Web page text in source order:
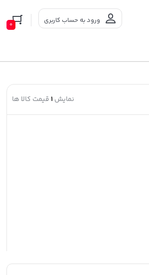
ورود به حساب کاربری 0
نمایش1 قیمت کالا ها